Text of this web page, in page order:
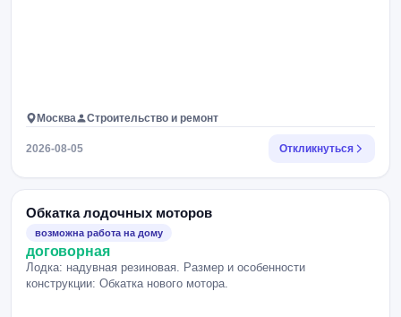
Москва Строительство и ремонт
2026-08-05 Откликнуться
Обкатка лодочных моторов
возможна работа на дому
договорная
Лодка: надувная резиновая. Размер и особенности
конструкции: Обкатка нового мотора.